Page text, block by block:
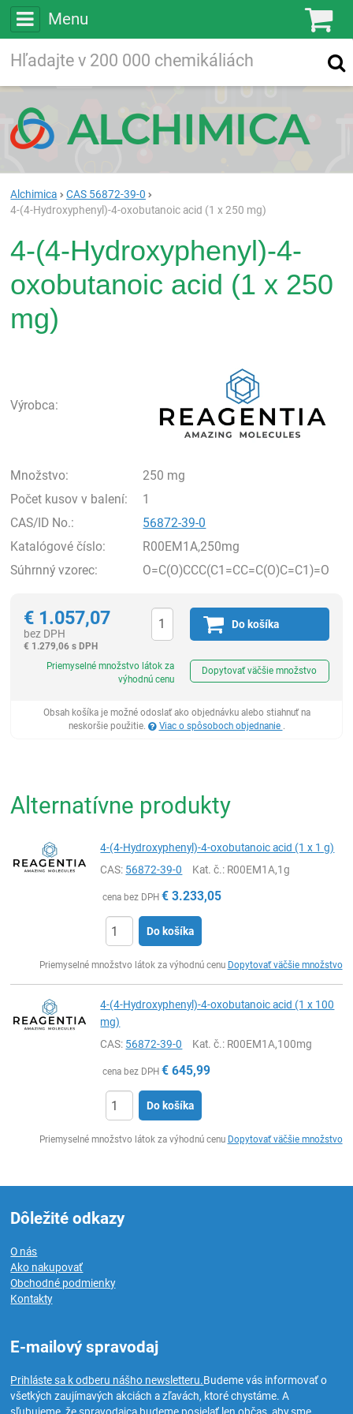
Menu
Vyhľadávanie
Alchimica
CAS 56872-39-0
4-(4-Hydroxyphenyl)-4-oxobutanoic acid (1 x 250 mg)
4-(4-Hydroxyphenyl)-4-
oxobutanoic acid (1 x 250
mg)
Výrobca:
Množstvo:
250 mg
Počet kusov v balení:
1
CAS/ID No.:
56872-39-0
Katalógové číslo:
R00EM1A,250mg
Súhrnný vzorec:
O=C(O)CCC(C1=CC=C(O)C=C1)=O
€ 1.057,07
bez DPH
€ 1.279,06 s DPH
Do košíka
Priemyselné množstvo látok za
výhodnú cenu
Dopytovať väčšie množstvo
Obsah košíka je možné odoslať ako objednávku alebo stiahnuť na
neskoršie použitie.
Viac o spôsoboch objednanie .
Alternatívne produkty
4-(4-Hydroxyphenyl)-4-oxobutanoic acid (1 x 1 g)
CAS: 56872-39-0 Kat. č.: R00EM1A,1g
cena bez DPH € 3.233,05
Do košíka
Priemyselné množstvo látok za výhodnú cenu Dopytovať väčšie množstvo
4-(4-Hydroxyphenyl)-4-oxobutanoic acid (1 x 100
mg)
CAS: 56872-39-0 Kat. č.: R00EM1A,100mg
cena bez DPH € 645,99
Do košíka
Priemyselné množstvo látok za výhodnú cenu Dopytovať väčšie množstvo
Dôležité odkazy
O nás
Ako nakupovať
Obchodné podmienky
Kontakty
E-mailový spravodaj
Prihláste sa k odberu nášho newsletteru.Budeme vás informovať o
všetkých zaujímavých akciách a zľavách, ktoré chystáme. A